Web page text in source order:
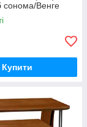
сонома/Венге
Купити